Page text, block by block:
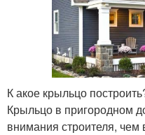
К акое крыльцо
Крыльцо в пригородном
внимания строителя, чем